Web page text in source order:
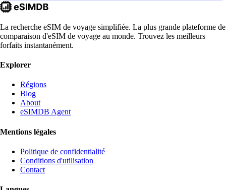
La recherche eSIM de voyage simplifiée. La plus grande plateforme de
comparaison d'eSIM de voyage au monde. Trouvez les meilleurs
forfaits instantanément.
Explorer
Régions
Blog
About
eSIMDB Agent
Mentions légales
Politique de confidentialité
Conditions d'utilisation
Contact